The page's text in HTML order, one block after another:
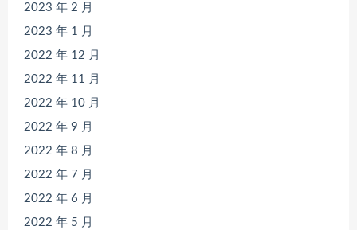
2023 年 2 月
2023 年 1 月
2022 年 12 月
2022 年 11 月
2022 年 10 月
2022 年 9 月
2022 年 8 月
2022 年 7 月
2022 年 6 月
2022 年 5 月